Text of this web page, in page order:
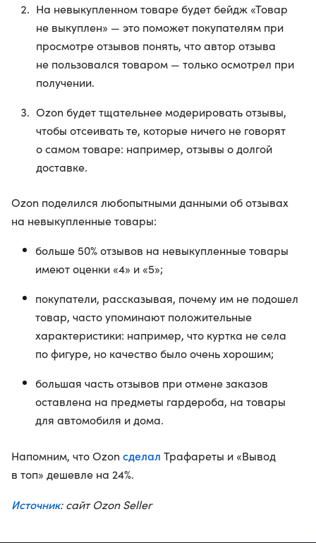
На невыкупленном товаре будет бейдж «Товар
не выкуплен» — это поможет покупателям при
просмотре отзывов понять, что автор отзыва
не пользовался товаром — только осмотрел при
получении.
Ozon будет тщательнее модерировать отзывы,
чтобы отсеивать те, которые ничего не говорят
о самом товаре: например, отзывы о долгой
доставке.
Ozon поделился любопытными данными об отзывах
на невыкупленные товары:
больше 50% отзывов на невыкупленные товары
имеют оценки «4» и «5»;
покупатели, рассказывая, почему им не подошел
товар, часто упоминают положительные
характеристики: например, что куртка не села
по фигуре, но качество было очень хорошим;
большая часть отзывов при отмене заказов
оставлена на предметы гардероба, на товары
для автомобиля и дома.
Напомним, что Ozon сделал Трафареты и «Вывод
в топ» дешевле на 24%.
Источник: сайт Ozon Seller